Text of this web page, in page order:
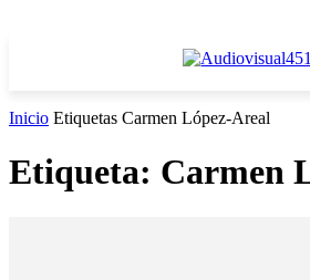
Inicio Etiquetas Carmen López-Areal
Etiqueta: Carmen